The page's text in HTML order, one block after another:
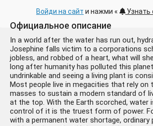
Войди на сайт и нажми « Узнать
Официальное описание
In a world after the water has run out,
Josephine falls victim to a corporations
jobless, and robbed of a heart, what will
long after humanity has polluted this
undrinkable and seeing a living plant is
Most people live in megacities that rely on
masses to sustain a modern standard of
at the top. With the Earth scorched, water
control of it is the truest form of power.
with a permanent water shortage, ordinary